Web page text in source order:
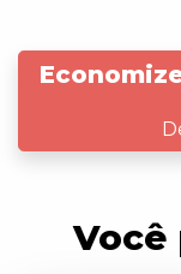
Você